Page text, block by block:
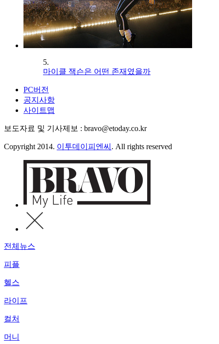
5.
마이클 잭슨은 어떤 존재였을까
PC버전
공지사항
사이트맵
보도자료 및 기사제보 : bravo@etoday.co.kr
Copyright 2014. 이투데이피엔씨 . All rights reserved
전체뉴스
피플
헬스
라이프
컬처
머니